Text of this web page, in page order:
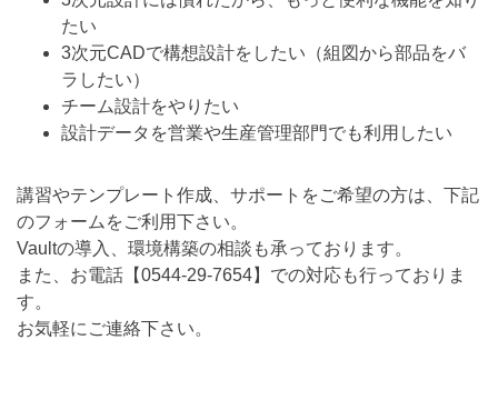
たい
3次元CADで構想設計をしたい（組図から部品をバ
ラしたい）
チーム設計をやりたい
設計データを営業や生産管理部門でも利用したい
講習やテンプレート作成、サポートをご希望の方は、下記
のフォームをご利用下さい。
Vaultの導入、環境構築の相談も承っております。
また、お電話【0544-29-7654】での対応も行っておりま
す。
お気軽にご連絡下さい。